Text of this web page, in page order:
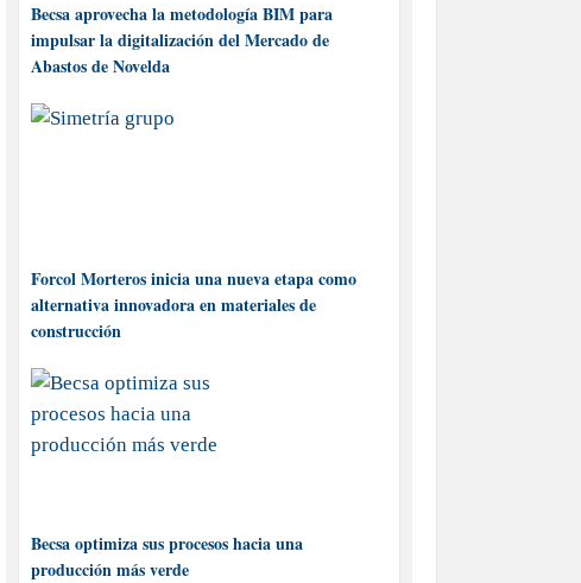
Becsa aprovecha la metodología BIM para
impulsar la digitalización del Mercado de
Abastos de Novelda
Forcol Morteros inicia una nueva etapa como
alternativa innovadora en materiales de
construcción
Becsa optimiza sus procesos hacia una
producción más verde